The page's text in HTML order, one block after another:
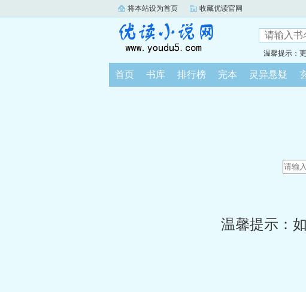
将本站设为首页 收藏优读官网
温馨提示：
首页 书库 排行榜 完本 灵异悬疑
温馨提示：